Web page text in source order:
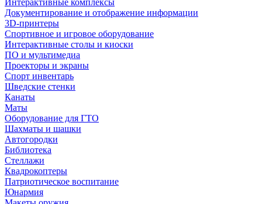
Интерактивные комплексы
Документирование и отображение информации
3D-принтеры
Спортивное и игровое оборудование
Интерактивные столы и киоски
ПО и мультимедиа
Проекторы и экраны
Спорт инвентарь
Шведские стенки
Канаты
Маты
Оборудование для ГТО
Шахматы и шашки
Автогородки
Библиотека
Стеллажи
Квадрокоптеры
Патриотическое воспитание
Юнармия